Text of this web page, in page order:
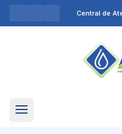
Central de